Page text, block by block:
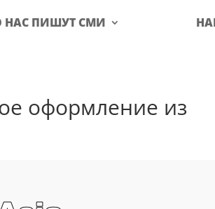
НАС ПИШУТ СМИ
оформление из